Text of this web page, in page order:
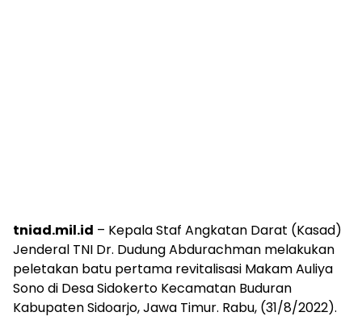
tniad.mil.id – Kepala Staf Angkatan Darat (Kasad)
Jenderal TNI Dr. Dudung Abdurachman melakukan
peletakan batu pertama revitalisasi Makam Auliya
Sono di Desa Sidokerto Kecamatan Buduran
Kabupaten Sidoarjo, Jawa Timur. Rabu, (31/8/2022).